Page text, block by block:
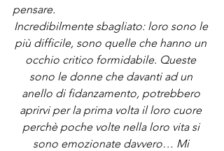
pensare.
Incredibilmente sbagliato: loro sono le
più difficile, sono quelle che hanno un
occhio critico formidabile. Queste
sono le donne che davanti ad un
anello di fidanzamento, potrebbero
aprirvi per la prima volta il loro cuore
perchè poche volte nella loro vita si
sono emozionate davvero… Mi